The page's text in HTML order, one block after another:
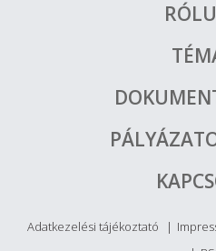
Adatkezelési tájékoztató